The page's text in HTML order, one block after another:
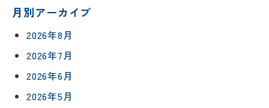
月別アーカイブ
2026年8月
2026年7月
2026年6月
2026年5月